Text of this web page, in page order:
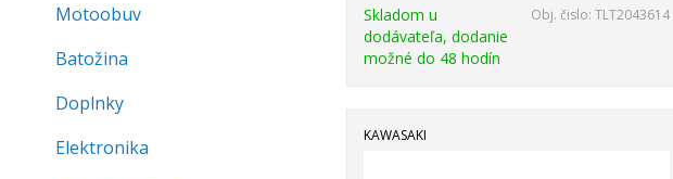
Skladom u
dodávateľa, dodanie
možné do 48 hodín
Obj. čislo:TLT2043614
KAWASAKI
Motoobuv
Batožina
Doplnky
Elektronika